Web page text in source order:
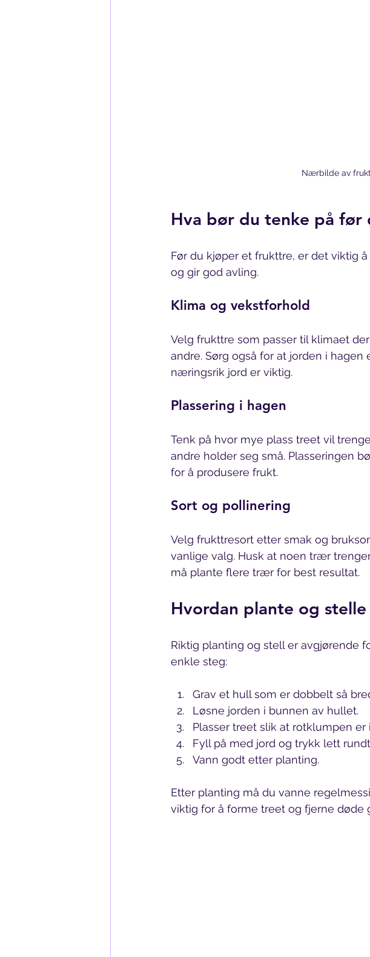
Nærbilde av
Hva bør du tenke på
Før du kjøper et frukttre, er det viktig
og gir god avling.
Klima og vekstforhold
Velg frukttre som passer til klimaet
andre. Sørg også for at jorden i
næringsrik jord er viktig.
Plassering i hagen
Tenk på hvor mye plass treet vil
andre holder seg små. Plasseringen
for å produsere frukt.
Sort og pollinering
Velg frukttresort etter smak og
vanlige valg. Husk at noen trær
må plante flere trær for best resultat.
Hvordan plante og
Riktig planting og stell er avgjørende
enkle steg:
Grav et hull som er dobbelt så
Løsne jorden i bunnen av hullet.
Plasser treet slik at rotklumpen
Fyll på med jord og trykk lett
Vann godt etter planting.
Etter planting må du vanne
viktig for å forme treet og fjerne døde